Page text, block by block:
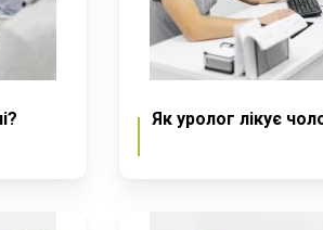
Як уролог лікує